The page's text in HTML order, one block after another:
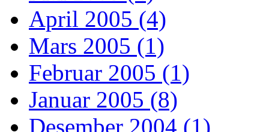
April 2005 (4)
Mars 2005 (1)
Februar 2005 (1)
Januar 2005 (8)
Desember 2004 (1)